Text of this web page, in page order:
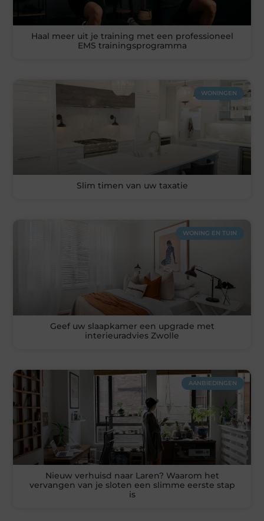
Haal meer uit je training met een professioneel
EMS trainingsprogramma
WONINGEN
Slim timen van uw taxatie
WONING EN TUIN
Geef uw slaapkamer een upgrade met
interieuradvies Zwolle
AANBIEDINGEN
Nieuw verhuisd naar Laren? Waarom het
vervangen van je sloten een slimme eerste stap
is